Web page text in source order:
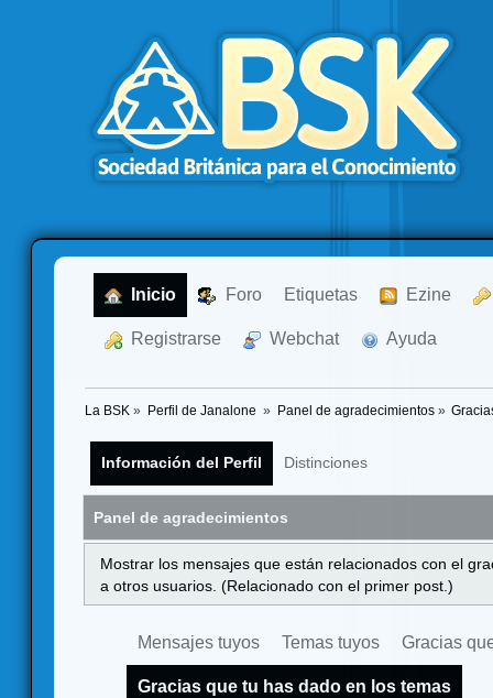
Inicio Foro Etiquetas Ezine
Registrarse Webchat Ayuda
La BSK » Perfil de Janalone » Panel de agradecimientos»
Información del Perfil Distinciones
Panel de agradecimientos
Mostrar los mensajes que están relacionados con el
a otros usuarios. (Relacionado con el primer post.)
Mensajes tuyos Temas tuyos Gracias
Gracias que tu has dado en los temas